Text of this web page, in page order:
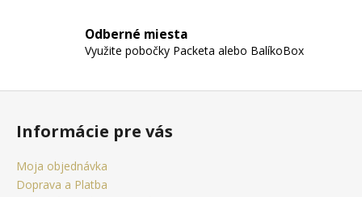
p
i
Odberné miesta
Využite pobočky Packeta alebo BalíkoBox
Informácie pre vás
Moja objednávka
Doprava a Platba